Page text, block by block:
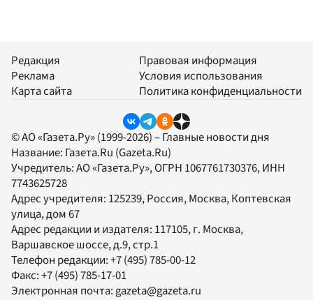
Редакция
Реклама
Карта сайта
Правовая информация
Условия использования
Политика конфиденциальности
© АО «Газета.Ру» (1999-2026) – Главные новости дня
Название: Газета.Ru (Gazeta.Ru)
Учредитель:АО «Газета.Ру», ОГРН 1067761730376, ИНН
7743625728
Адрес учредителя: 125239, Россия, Москва, Коптевская
улица, дом 67
Адрес редакции и издателя: 117105, г. Москва,
Варшавское шоссе, д.9, стр.1
Телефон редакции:+7 (495) 785-00-12
Факс:+7 (495) 785-17-01
Электронная почта: gazeta@gazeta.ru